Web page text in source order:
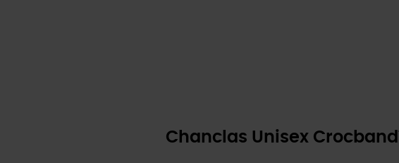
Chanclas Unisex